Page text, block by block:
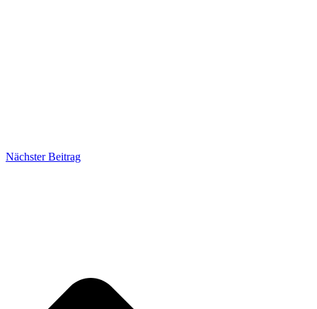
Nächster Beitrag